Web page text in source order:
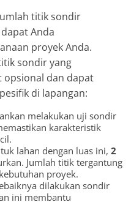
titik sondir
Anda
proyek Anda.
sondir yang
opsional dan dapat
di lapangan:
melakukan uji sondir
karakteristik
lahan dengan luas ini,2
Jumlah titik tergantung
proyek.
dilakukan sondir
ini membantu